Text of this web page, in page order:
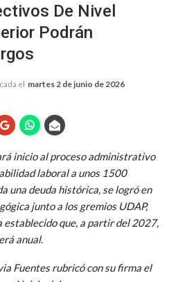
De Nivel
Podrán
el martes 2 de junio de 2026
inicio al proceso administrativo
laboral a unos 1500
una deuda histórica, se logró en
junto a los gremios UDAP,
establecido que, a partir del 2027,
anual.
Fuentes rubricó con su firma el